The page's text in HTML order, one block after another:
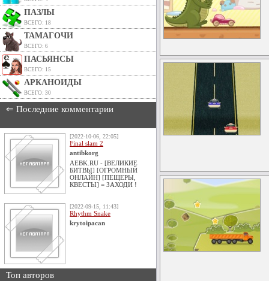
ПАЗЛЫ
ВСЕГО: 18
ТАМАГОЧИ
ВСЕГО: 6
ПАСЬЯНСЫ
ВСЕГО: 15
АРКАНОИДЫ
ВСЕГО: 30
⇐ Последние комментарии
[2022-10-06, 22:05]
Final slam 2
antibkorg
AEBK.RU - [ВЕЛИКИЕ
БИТВЫ] [ОГРОМНЫЙ
ОНЛАЙН] [ПЕЩЕРЫ,
КВЕСТЫ] = ЗАХОДИ !
[2022-09-15, 11:43]
Rhythm Snake
krytoipacan
Топ авторов